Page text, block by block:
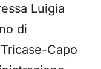
Luigia
di
Capo